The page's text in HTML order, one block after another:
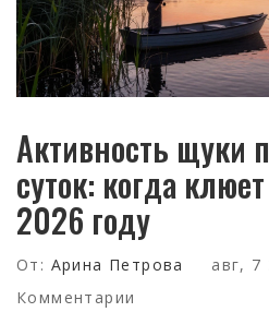
Активность щуки
суток: когда
2026 году
От: Арина Петрова авг, 7
Комментарии